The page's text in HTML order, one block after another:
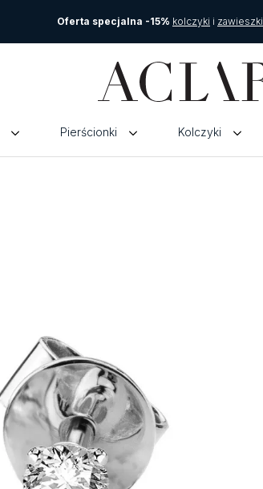
Oferta specjalna -15% kolczyki i zawieszki
Pierścionki Kolczyki